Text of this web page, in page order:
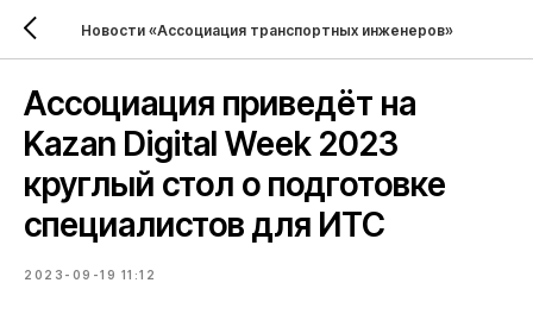
Новости «Ассоциация транспортных инженеров»
Ассоциация приведёт на
Kazan Digital Week 2023
круглый стол о подготовке
специалистов для ИТС
2023-09-19 11:12